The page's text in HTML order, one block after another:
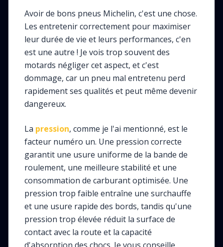
Avoir de bons pneus Michelin, c'est une chose.
Les entretenir correctement pour maximiser
leur durée de vie et leurs performances, c'en
est une autre ! Je vois trop souvent des
motards négliger cet aspect, et c'est
dommage, car un pneu mal entretenu perd
rapidement ses qualités et peut même devenir
dangereux.
La pression, comme je l'ai mentionné, est le
facteur numéro un. Une pression correcte
garantit une usure uniforme de la bande de
roulement, une meilleure stabilité et une
consommation de carburant optimisée. Une
pression trop faible entraîne une surchauffe
et une usure rapide des bords, tandis qu'une
pression trop élevée réduit la surface de
contact avec la route et la capacité